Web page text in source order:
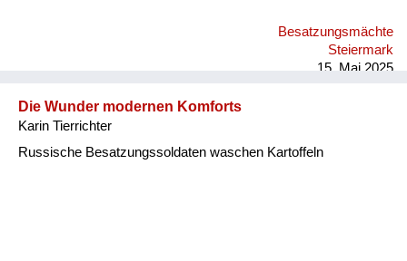
Besatzungsmächte
Steiermark
15. Mai 2025
Die Wunder modernen Komforts
Karin Tierrichter
Russische Besatzungssoldaten waschen Kartoffeln